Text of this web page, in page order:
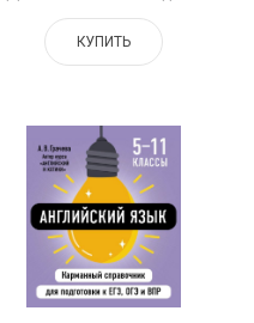
КУПИТЬ